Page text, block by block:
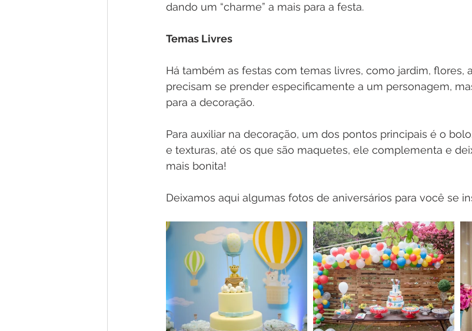
dando um “charme” a mais para a festa.
Temas Livres
Há também as festas com temas livres, como jardim, flores,
precisam se prender especificamente a um personagem,
para a decoração.
Para auxiliar na decoração, um dos pontos principais é o
e texturas, até os que são maquetes, ele complementa e
mais bonita!
Deixamos aqui algumas fotos de aniversários para você se